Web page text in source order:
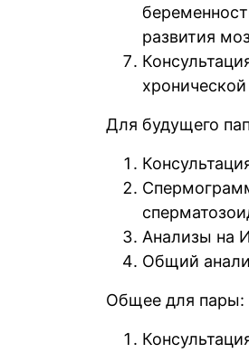
развития
Для будущего
Анализы на
Общий
Общее для пары: